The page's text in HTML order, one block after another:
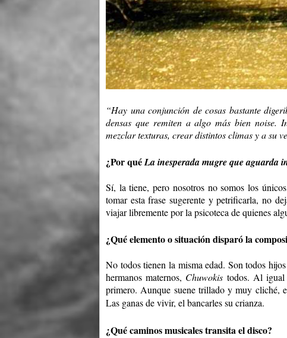
“Hay una conjunción de cosas bastante
densas que remiten a algo más bien noise.
mezclar texturas, crear distintos climas y a su
¿Por quéLa inesperada mugre que aguarda
Sí, la tiene, pero nosotros no somos los
tomar esta frase sugerente y petrificarla, no
viajar libremente por la psicoteca de quienes
¿Qué elemento o situación disparó la
No todos tienen la misma edad. Son todos
hermanos maternos, Chuwokis todos. Al igual
primero. Aunque suene trillado y muy cliché,
Las ganas de vivir, el bancarles su crianza.
¿Qué caminos musicales transita el disco?